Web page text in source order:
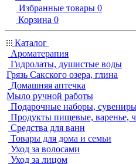
Избранные товары 0
Корзина 0
Каталог
Ароматерапия
Гидролаты, душистые воды
Грязь Сакского озера, глина
Домашняя аптечка
Мыло ручной работы
Подарочные наборы,
Продукты пищевые, варенье,
Средства для ванн
Товары для дома и семьи
Уход за волосами
Уход за лицом